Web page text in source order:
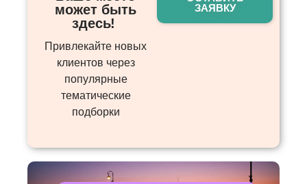
может быть
здесь! ​
Привлекайте новых
клиентов через
популярные
тематические
подборки
ЗАЯВКУ